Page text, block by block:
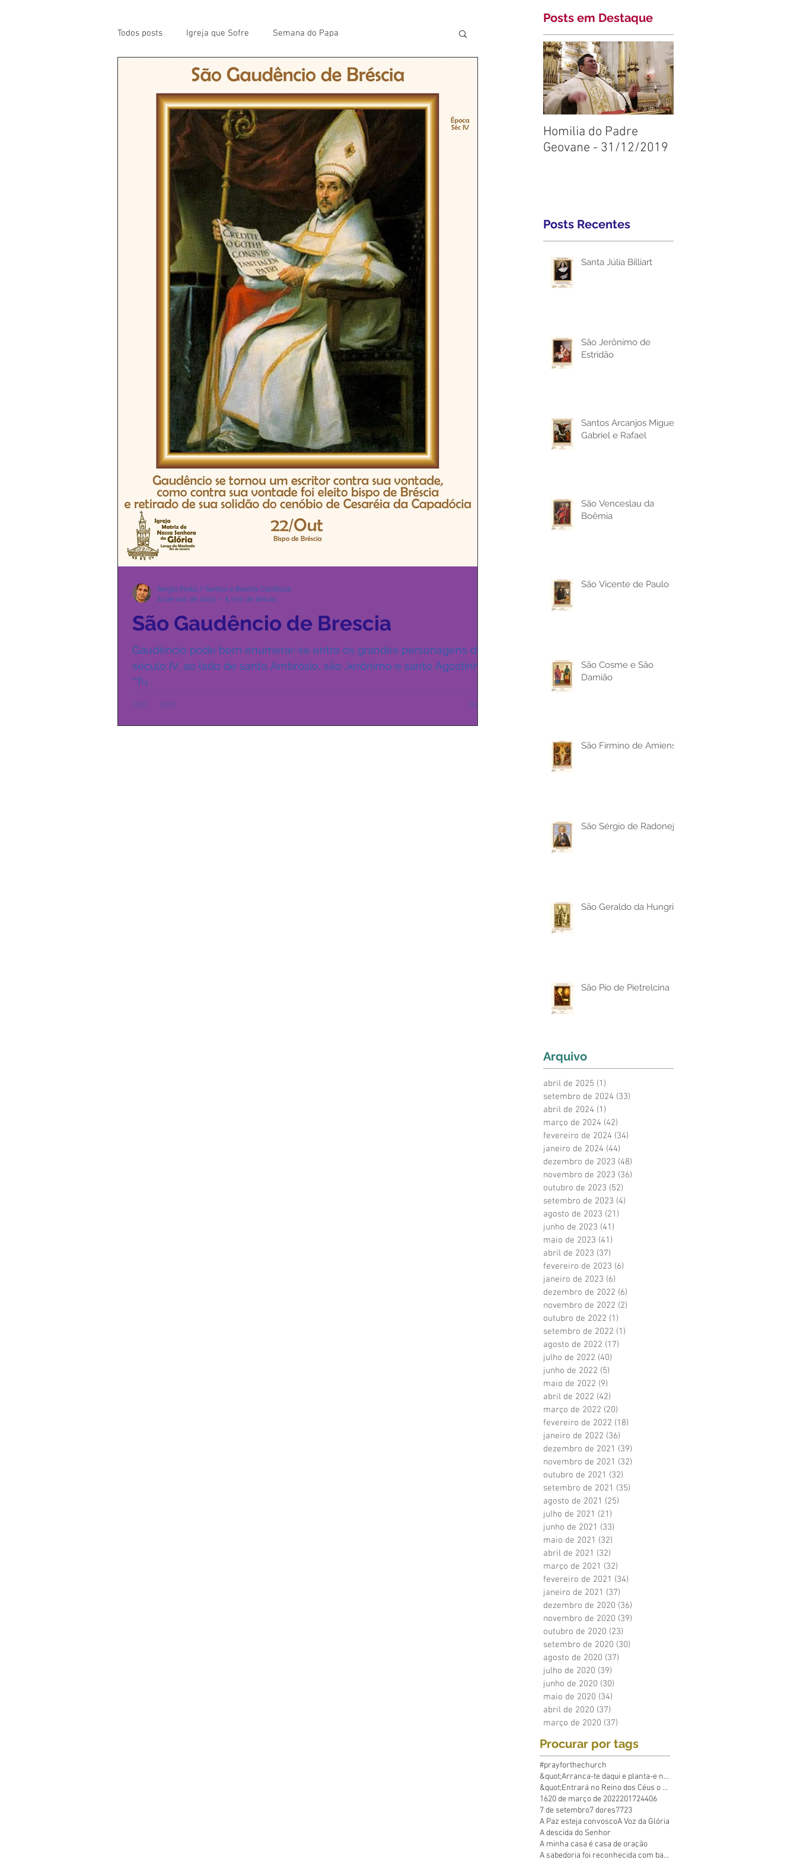
Todos posts Igreja que Sofre Semana do Papa
Mensagem da Semana Palavras do Padre Geovane
Santos da Semana Notícias Artigos Avisos da Paróquia
Pároco Atual Homilias Paróquia Padroeira
Evangelho Aconteceu Video do Papa Boletim
Boletim Kids Nossa Senhora Homilia Dominical Confissão
Padre Bruno Avisos 2 Crítica Cinema Turismo Cifras
Padre Godofredo Padre Mottinha Interno Igreja Eventos
São Gaudêncio de Brescia
Gaudêncio pode bem enumerar-se entre os grandes personagens do
século IV, ao lado de santo Ambrósio, são Jerônimo e santo Agostinho.
“Tu...
Sérgio Fadul / Santos e Beatos Católicos
22 de out. de 2023
5 min de leitura
Posts em Destaque
Homilia do Padre
Geovane - 31/12/2019
Posts Recentes
Santa Júlia Billiart
São Jerônimo de
Estridão
Santos Arcanjos Miguel,
Gabriel e Rafael
São Venceslau da
Boêmia
São Vicente de Paulo
São Cosme e São
Damião
São Firmino de Amiens
São Sérgio de Radonej
São Geraldo da Hungria
São Pio de Pietrelcina
Arquivo
abril de 2025 (1)
setembro de 2024 (33)
abril de 2024 (1)
março de 2024 (42)
fevereiro de 2024 (34)
janeiro de 2024 (44)
dezembro de 2023 (48)
novembro de 2023 (36)
outubro de 2023 (52)
setembro de 2023 (4)
agosto de 2023 (21)
junho de 2023 (41)
maio de 2023 (41)
abril de 2023 (37)
fevereiro de 2023 (6)
janeiro de 2023 (6)
dezembro de 2022 (6)
novembro de 2022 (2)
outubro de 2022 (1)
setembro de 2022 (1)
agosto de 2022 (17)
julho de 2022 (40)
junho de 2022 (5)
maio de 2022 (9)
abril de 2022 (42)
março de 2022 (20)
fevereiro de 2022 (18)
janeiro de 2022 (36)
dezembro de 2021 (39)
novembro de 2021 (32)
outubro de 2021 (32)
setembro de 2021 (35)
agosto de 2021 (25)
julho de 2021 (21)
junho de 2021 (33)
maio de 2021 (32)
abril de 2021 (32)
março de 2021 (32)
fevereiro de 2021 (34)
janeiro de 2021 (37)
dezembro de 2020 (36)
novembro de 2020 (39)
outubro de 2020 (23)
setembro de 2020 (30)
agosto de 2020 (37)
julho de 2020 (39)
junho de 2020 (30)
maio de 2020 (34)
abril de 2020 (37)
março de 2020 (37)
Procurar por tags
#prayforthechurch
&quot;Arranca-te daqui e planta-e no mar&q
&quot;Entrará no Reino dos Céus o que põe em p
1620 de março de 2022201724406
7 de setembro7 dores7723
A Paz esteja convoscoA Voz da Glória
A descida do Senhor
A minha casa é casa de oração
A sabedoria foi reconhecida com base em Suas obras